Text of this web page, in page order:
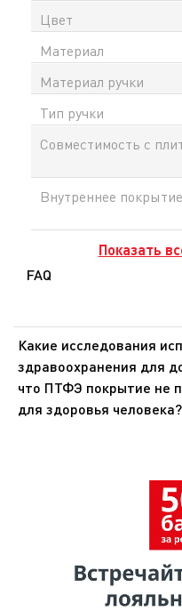
Цвет
Материал
Материал ручки
Тип ручки
Совместимость с
Внутреннее покрытие
Показать
FAQ
Какие исследования
здравоохранения для
что ПТФЭ покрытие не
для здоровья человека?
попадании внутрь. Эти
покрытия из ПТФЭ не
здоровья при
проведенному МАИР
изучению рака), ВОЗ